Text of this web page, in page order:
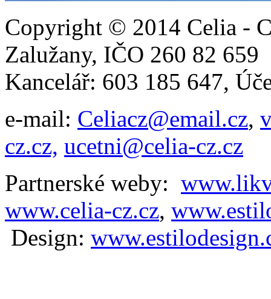
Copyright © 2014 Celia -
Zalužany, IČO 260 82
Kancelář: 603 185 647,
e-mail: Celiacz@email.cz,
cz.cz, ucetni@celia-cz.cz
Partnerské weby:
www.celia-cz.cz,
Design: